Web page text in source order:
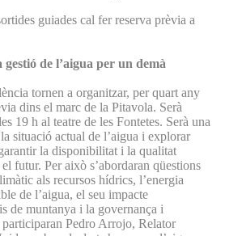
guiades cal fer reserva prèvia a
gestió de l’aigua per un demà
tornen a organitzar, per quart any
dins el marc de la Pitavola. Serà
19 h al teatre de les Fontetes. Serà una
situació actual de l’aigua i explorar
la disponibilitat i la qualitat
futur. Per això s’abordaran qüestions
als recursos hídrics, l’energia
de l’aigua, el seu impacte
de muntanya i la governança i
Pedro Arrojo, Relator